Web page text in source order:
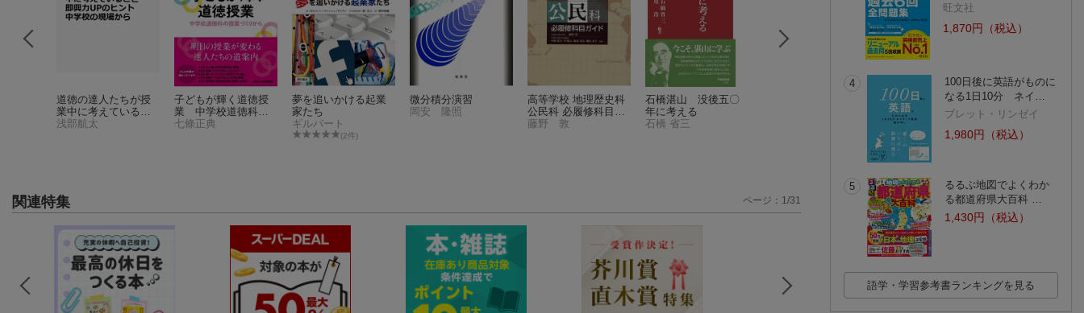
道徳の達人たちが授
業中に考えているこ
と即興力UPのヒン
浅部航太
子どもが輝く道徳授
業 中学校道徳科の
授業づくりから
七條正典
夢を追いかける起業
家たち
ギルバート
(2件)
微分積分演習
岡安 隆照
高等学校 地理歴史科
公民科 必履修科目ガ
イド
藤野 敦
石橋湛山 没後五〇
年に考える
石橋 省三
聴覚障害児の心理・
生理・病理
田原 敬
学校管理職の”こ
せない”保護者対
関連特集 ページ：1/31
旺文社
1,870円（税込）
4
100日後に英語がものに
なる1日10分 ネイ…
ブレット・リンゼイ
1,980円（税込）
5
るるぶ地図でよくわか
る都道府県大百科 …
1,430円（税込）
語学・学習参考書ランキングを見る